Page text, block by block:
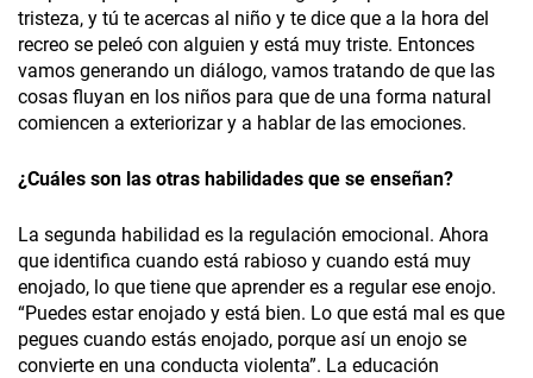
tristeza, y tú te acercas al niño y te dice que a la hora del
recreo se peleó con alguien y está muy triste. Entonces
vamos generando un diálogo, vamos tratando de que las
cosas fluyan en los niños para que de una forma natural
comiencen a exteriorizar y a hablar de las emociones.
¿Cuáles son las otras habilidades que se enseñan?
La segunda habilidad es la regulación emocional. Ahora
que identifica cuando está rabioso y cuando está muy
enojado, lo que tiene que aprender es a regular ese enojo.
“Puedes estar enojado y está bien. Lo que está mal es que
pegues cuando estás enojado, porque así un enojo se
convierte en una conducta violenta”. La educación